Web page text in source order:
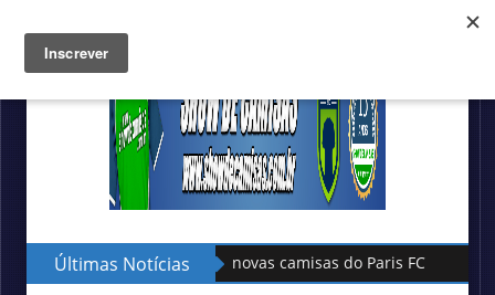
Últimas Notícias Hummel lança as novas camisas